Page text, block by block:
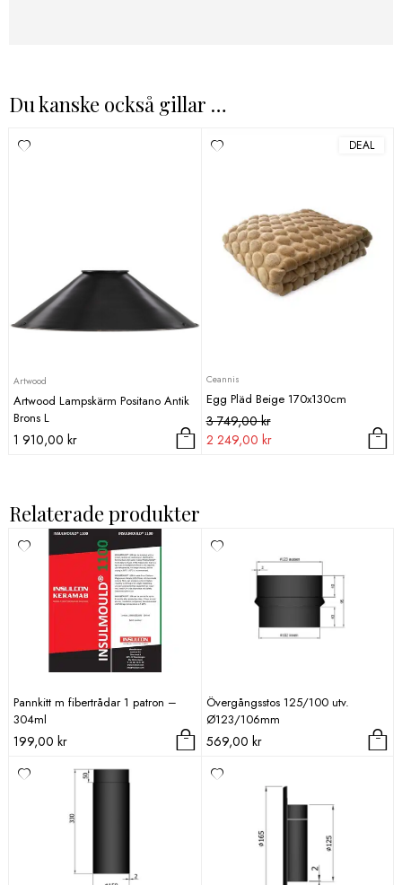
Du kanske också gillar …
Artwood
Artwood Lampskärm Positano Antik
Brons L
1 910,00 kr
DEAL
Ceannis
Egg Pläd Beige 170x130cm
3 749,00kr
Det
ursprungliga
2 249,00 kr
Det
nuvarande
Relaterade produkter
Pannkitt m fibertrådar 1 patron –
304ml
199,00 kr
Övergångsstos 125/100 utv.
Ø123/106mm
569,00 kr